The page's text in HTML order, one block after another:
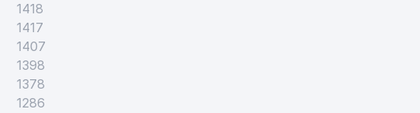
1418
1417
1407
1398
1378
1286